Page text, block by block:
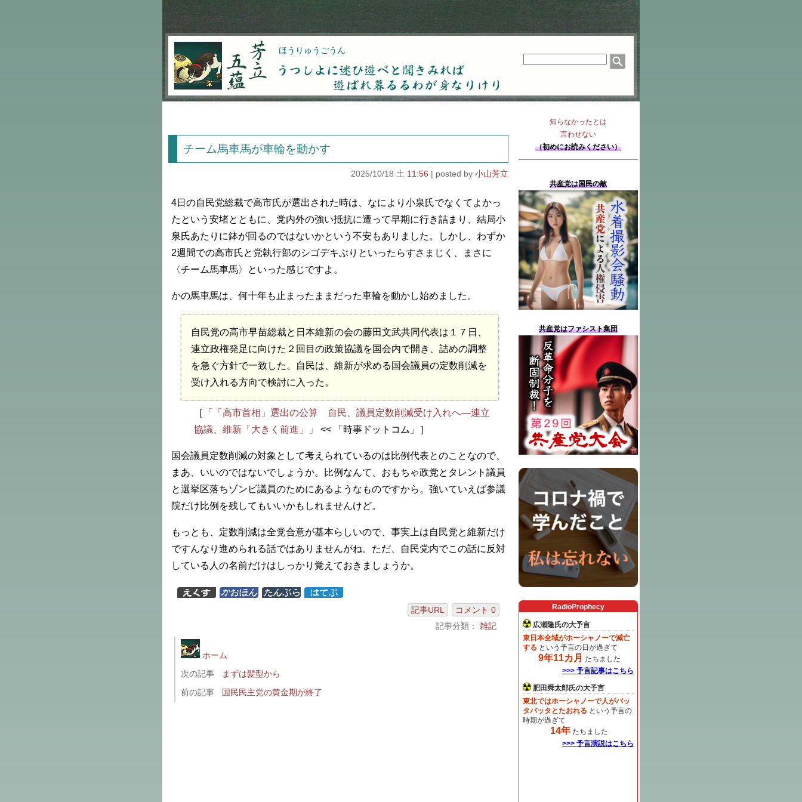
芳立五蘊 ほうりゅうごうん
うつしよに迷ひ遊べと聞きみれば遊ばれ暮るるわが
チーム馬車馬が車輪を動かす
2025/10/18 土 11:56 小山芳立
4日の自民党総裁で高市氏が選出された時は、なにより小泉氏でなくてよかっ
たという安堵とともに、党内外の強い抵抗に遭って早期に行き詰まり、結局小
泉氏あたりに鉢が回るのではないかという不安もありました。しかし、わずか
2週間での高市氏と党執行部のシゴデキぶりといったらすさまじく、まさに
〈チーム馬車馬〉といった感じですよ。
かの馬車馬は、何十年も止まったままだった車輪を動かし始めました。
自民党の高市早苗総裁と日本維新の会の藤田文武共同代表は１７日、
連立政権発足に向けた２回目の政策協議を国会内で開き、詰めの調整
を急ぐ方針で一致した。自民は、維新が求める国会議員の定数削減を
受け入れる方向で検討に入った。
［
「「高市首相」選出の公算 自民、議員定数削減受け入れへ―連立
協議、維新「大きく前進」」
<< 「時事ドットコム」］
国会議員定数削減の対象として考えられているのは比例代表とのことなので、
まあ、いいのではないでしょうか。比例なんて、おもちゃ政党とタレント議員
と選挙区落ちゾンビ議員のためにあるようなものですから。強いていえば参議
院だけ比例を残してもいいかもしれませんけど。
もっとも、定数削減は全党合意が基本らしいので、事実上は自民党と維新だけ
ですんなり進められる話ではありませんがね。ただ、自民党内でこの話に反対
している人の名前だけはしっかり覚えておきましょうか。
記事URL
コメント 0
記事分類： 雑記
ホーム
次の記事
まずは髪型から
前の記事
国民民主党の黄金期が終了
知らなかったとは
言わせない
（初めにお読みください）
共産党は国民の敵
共産党はファシスト集団